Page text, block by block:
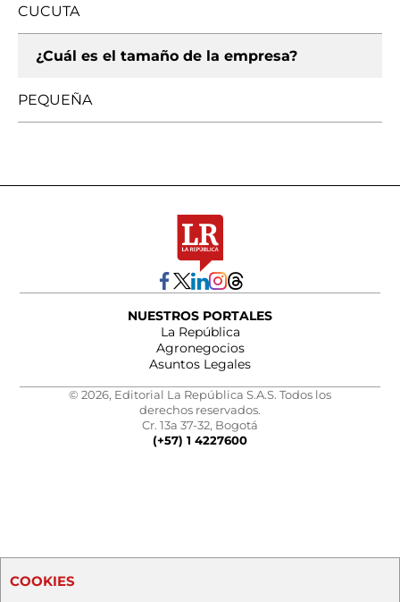
CUCUTA
¿Cuál es el tamaño de la empresa?
PEQUEÑA
NUESTROS PORTALES
La República
Agronegocios
Asuntos Legales
© 2026, Editorial La República S.A.S. Todos los
derechos reservados.
Cr. 13a 37-32, Bogotá
(+57) 1 4227600
COOKIES